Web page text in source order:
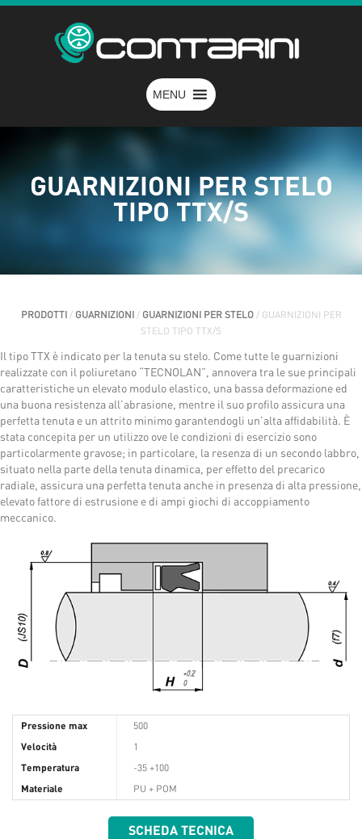
MENU
GUARNIZIONI PER STELO
TIPO TTX/S
PRODOTTI / GUARNIZIONI / GUARNIZIONI PER STELO/ GUARNIZIONI PER
STELO TIPO TTX/S
Il tipo TTX è indicato per la tenuta su stelo. Come tutte le guarnizioni
realizzate con il poliuretano “TECNOLAN”, annovera tra le sue principali
caratteristiche un elevato modulo elastico, una bassa deformazione ed
una buona resistenza all’abrasione, mentre il suo profilo assicura una
perfetta tenuta e un attrito minimo garantendogli un’alta affidabilità. È
stata concepita per un utilizzo ove le condizioni di esercizio sono
particolarmente gravose; in particolare, la resenza di un secondo labbro,
situato nella parte della tenuta dinamica, per effetto del precarico
radiale, assicura una perfetta tenuta anche in presenza di alta pressione,
elevato fattore di estrusione e di ampi giochi di accoppiamento
meccanico.
Pressione max 500
Velocità 1
Temperatura -35 +100
Materiale PU + POM
SCHEDA TECNICA